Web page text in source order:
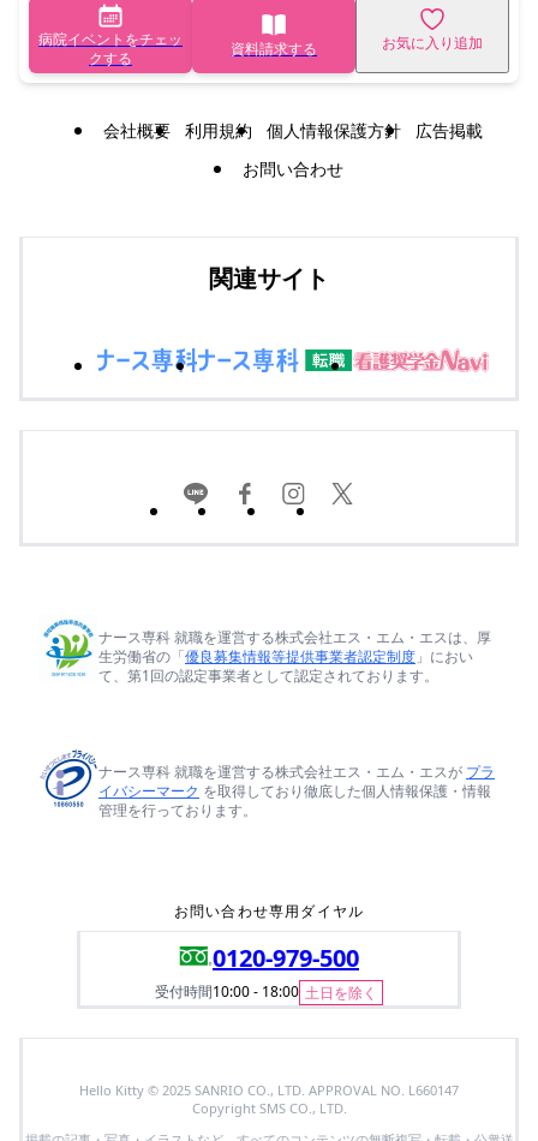
病院イベントをチェッ
クする
資料請求する お気に入り追加
会社概要 利用規約 個人情報保護方針
広告掲載
お問い合わせ
関連サイト
ナース専科 就職を運営する株式会社エス・エム・エスは、厚
生労働省の「優良募集情報等提供事業者認定制度 」におい
て、第1回の認定事業者として認定されております。
ナース専科 就職を運営する株式会社エス・エム・エスが プラ
イバシーマーク を取得しており徹底した個人情報保護・情報
管理を行っております。
お問い合わせ専用ダイヤル
0120-979-500
受付時間10:00 - 18:00 土日を除く
Hello Kitty © 2025 SANRIO CO., LTD. APPROVAL NO. L660147
Copyright SMS CO., LTD.